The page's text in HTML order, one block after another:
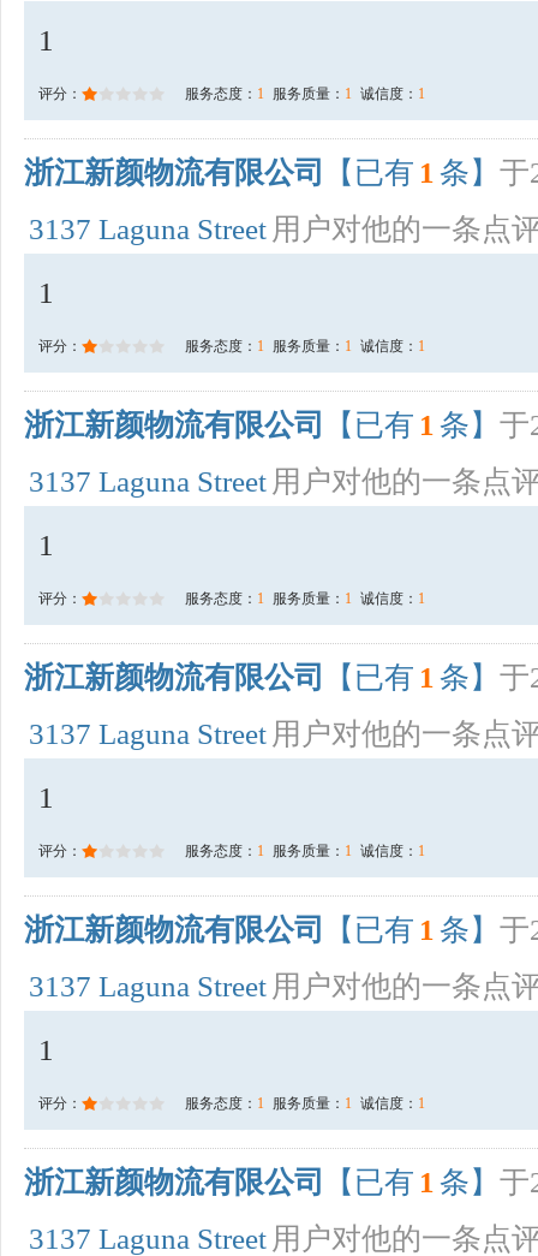
1
评分： 服务态度： 1 服务质量： 1 诚信度： 1
浙江新颜物流有限公司 【已有 1 条】 于
3137 Laguna Street 用户对他的一条点
1
评分： 服务态度： 1 服务质量： 1 诚信度： 1
浙江新颜物流有限公司 【已有 1 条】 于
3137 Laguna Street 用户对他的一条点
1
评分： 服务态度： 1 服务质量： 1 诚信度： 1
浙江新颜物流有限公司 【已有 1 条】 于
3137 Laguna Street 用户对他的一条点
1
评分： 服务态度： 1 服务质量： 1 诚信度： 1
浙江新颜物流有限公司 【已有 1 条】 于
3137 Laguna Street 用户对他的一条点
1
评分： 服务态度： 1 服务质量： 1 诚信度： 1
浙江新颜物流有限公司 【已有 1 条】 于
3137 Laguna Street 用户对他的一条点